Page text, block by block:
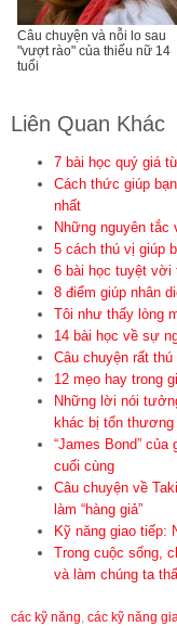
Câu chuyện và nỗi lo sau
"vượt rào" của thiếu nữ 14
tuổi
Liên Quan Khác
7 bài học quý giá
Cách thức giúp
nhất
Những nguyên tắc
5 cách thú vị giúp
6 bài học tuyệt
8 điểm giúp nhân
Tôi như thấy lòng
14 bài học về sự
Câu chuyện rất
12 mẹo hay trong
Những lời nói
khác bị tổn thương
“James Bond”
cuối cùng
Câu chuyện về
làm “hàng giả”
Kỹ năng giao tiếp:
Trong cuộc sống,
và làm chúng ta
các kỹ năng, các kỹ năng